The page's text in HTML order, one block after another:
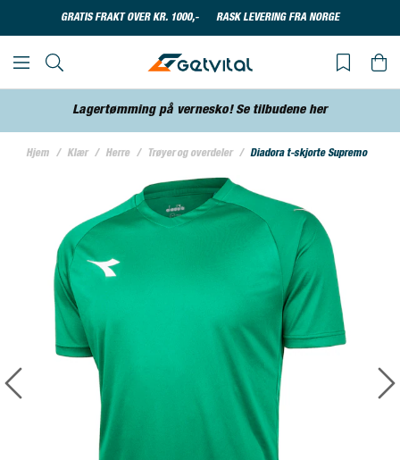
GRATIS FRAKT OVER KR. 1000,- RASK LEVERING FRA NORGE
Lagertømming på vernesko! Se tilbudene her
Hjem Klær Herre Trøyer og overdeler Diadora t-skjorte Supremo